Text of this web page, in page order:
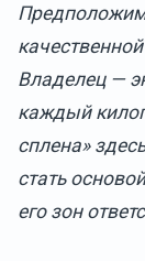
Владелец —
каждый
сплена»
стать
его зон